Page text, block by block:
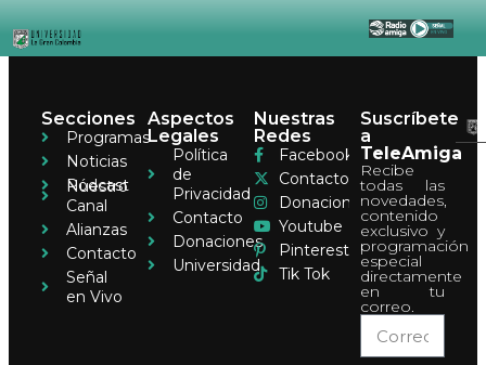
Secciones
Programas
Noticias
Pódcast
Nuestro
Canal
Alianzas
Contacto
Señal
en Vivo
Aspectos
Legales
Política
de
Privacidad
Contacto
Donaciones
Universidad
Nuestras
Redes
Facebook
Contacto
Donaciones
Youtube
Pinterest
Tik Tok
Suscríbete
a
TeleAmiga
Recibe
todas las
novedades,
contenido
exclusivo y
programación
especial
directamente
en tu
correo.